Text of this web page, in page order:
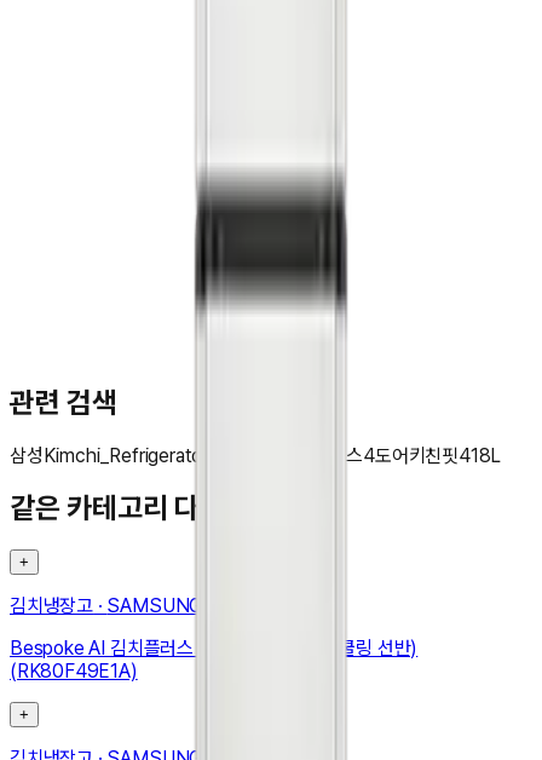
관련 검색
삼성Kimchi_Refrigerator 김치플러스4도어키친핏418L
같은 카테고리 다른 기기
+
김치냉장고 · SAMSUNG
Bespoke AI 김치플러스 4도어 490L (메탈쿨링 선반)
(RK80F49E1A)
+